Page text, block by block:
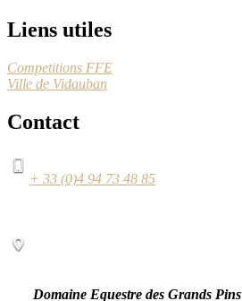
Liens utiles
Competitions FFE
Ville de Vidauban
Contact
+ 33 (0)4 94 73 48 85
Domaine Equestre des Grands Pins